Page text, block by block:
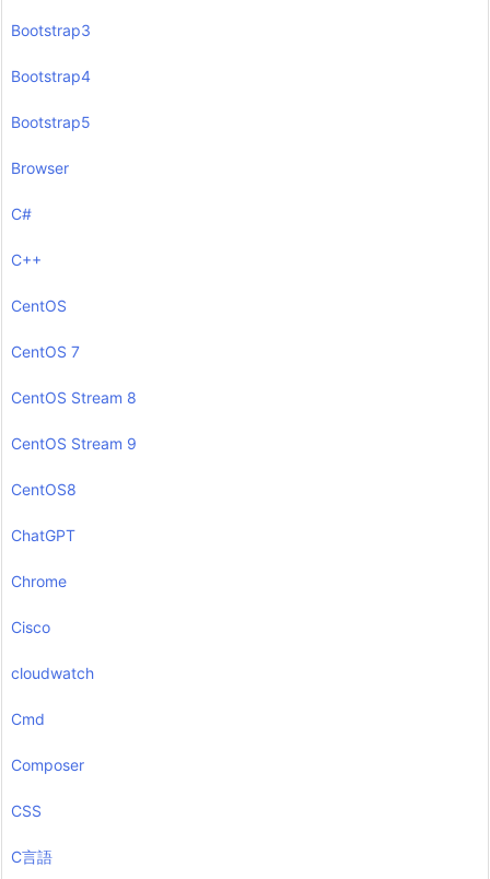
Bootstrap3
Bootstrap4
Bootstrap5
Browser
C#
C++
CentOS
CentOS 7
CentOS Stream 8
CentOS Stream 9
CentOS8
ChatGPT
Chrome
Cisco
cloudwatch
Cmd
Composer
CSS
C言語